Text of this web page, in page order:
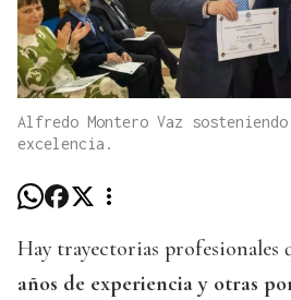
Alfredo Montero Vaz
excelencia.
Hay trayectorias profesionales
años de experiencia y otras